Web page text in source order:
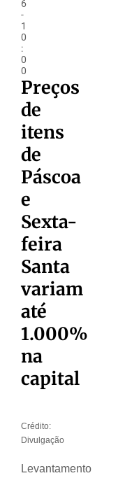
6
-
1
0
:
0
0
Preços
de
itens
de
Páscoa
e
Sexta-
feira
Santa
variam
até
1.000%
na
capital
Crédito:
Divulgação
Levantamento